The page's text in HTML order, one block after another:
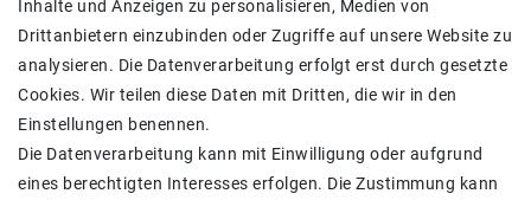
Widerrufs­formular
Impressum
Daten­schutz­erklärung
AGB
Kontakt
Zahlung und Versand
Inhalte und Anzeigen zu personalisieren, Medien von
Drittanbietern einzubinden oder Zugriffe auf unsere Website zu
analysieren. Die Datenverarbeitung erfolgt erst durch gesetzte
Cookies. Wir teilen diese Daten mit Dritten, die wir in den
Einstellungen benennen.
Die Datenverarbeitung kann mit Einwilligung oder aufgrund
eines berechtigten Interesses erfolgen. Die Zustimmung kann